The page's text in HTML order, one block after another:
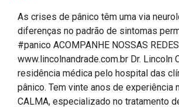
As crises de pânico têm uma via
diferenças no padrão de sintomas
#panico ACOMPANHE NOSSAS
www.lincolnandrade.com.br Dr.
residência médica pelo hospital das
pânico. Tem vinte anos de
CALMA, especializado no tratamento